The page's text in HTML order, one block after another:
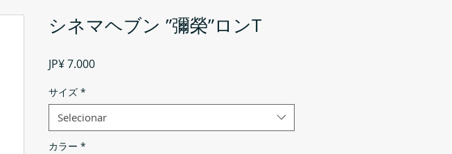
シネマヘブン ”彌榮”ロンT
JP¥ 7.000Preço
サイズ *
Selecionar
カラー *